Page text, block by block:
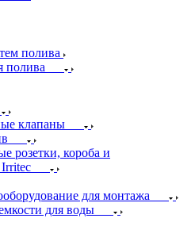
полива
полива
клапаны
розетки, короба и
для монтажа
для воды